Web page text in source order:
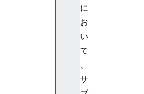
に
お
い
て
サ